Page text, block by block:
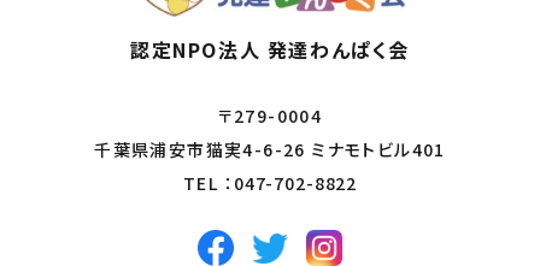
認定NPO法人 発達わんぱく会
〒279-0004
千葉県浦安市猫実4-6-26 ミナモトビル401
TEL ： 047-702-8822